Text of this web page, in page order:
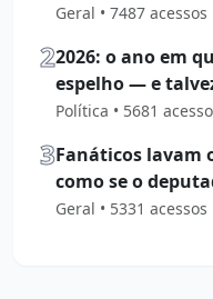
Geral • 7487 acessos
22026: o ano em
espelho — e
Política • 5681
3Fanáticos lavam
como se o
Geral • 5331 acessos